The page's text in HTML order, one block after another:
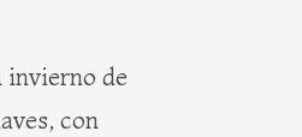
invierno de
con